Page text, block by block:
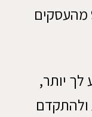
שמוכיחה את עצמה ב99% מהעסקים
לך יותר,
ולהתקדם